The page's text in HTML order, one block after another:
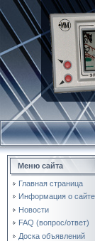
Меню сайта
Главная страница
Информация о сайте
Новости
FAQ (вопрос/ответ)
Доска объявлений